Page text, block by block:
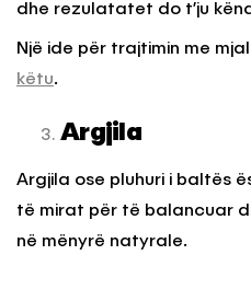
dhe rezulatatet do t’ju
Një ide për trajtimin me
këtu.
Argjila
Argjila ose pluhuri i baltës
të mirat për të balancuar
në mënyrë natyrale.